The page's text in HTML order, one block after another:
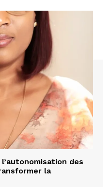
l’autonomisation des
la